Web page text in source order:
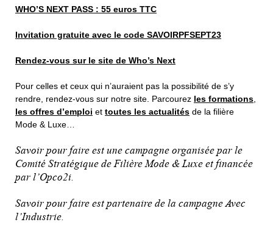
WHO’S NEXT PASS : 55 euros TTC
Invitation gratuite avec le code SAVOIRPFSEPT23
Rendez-vous sur le site de Who’s Next
Pour celles et ceux qui n’auraient pas la possibilité de s’y
rendre, rendez-vous sur notre site. Parcourez les formations
les offres d’emploi et toutes les actualités de la filière
Mode & Luxe…
Savoir pour faire est une campagne organisée par le
Comité Stratégique de Filière Mode & Luxe et financée
par l’Opco2i.
Savoir pour faire est partenaire de la campagne Avec
l’Industrie.